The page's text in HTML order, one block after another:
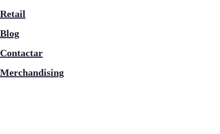
Retail
Blog
Contactar
Merchandising